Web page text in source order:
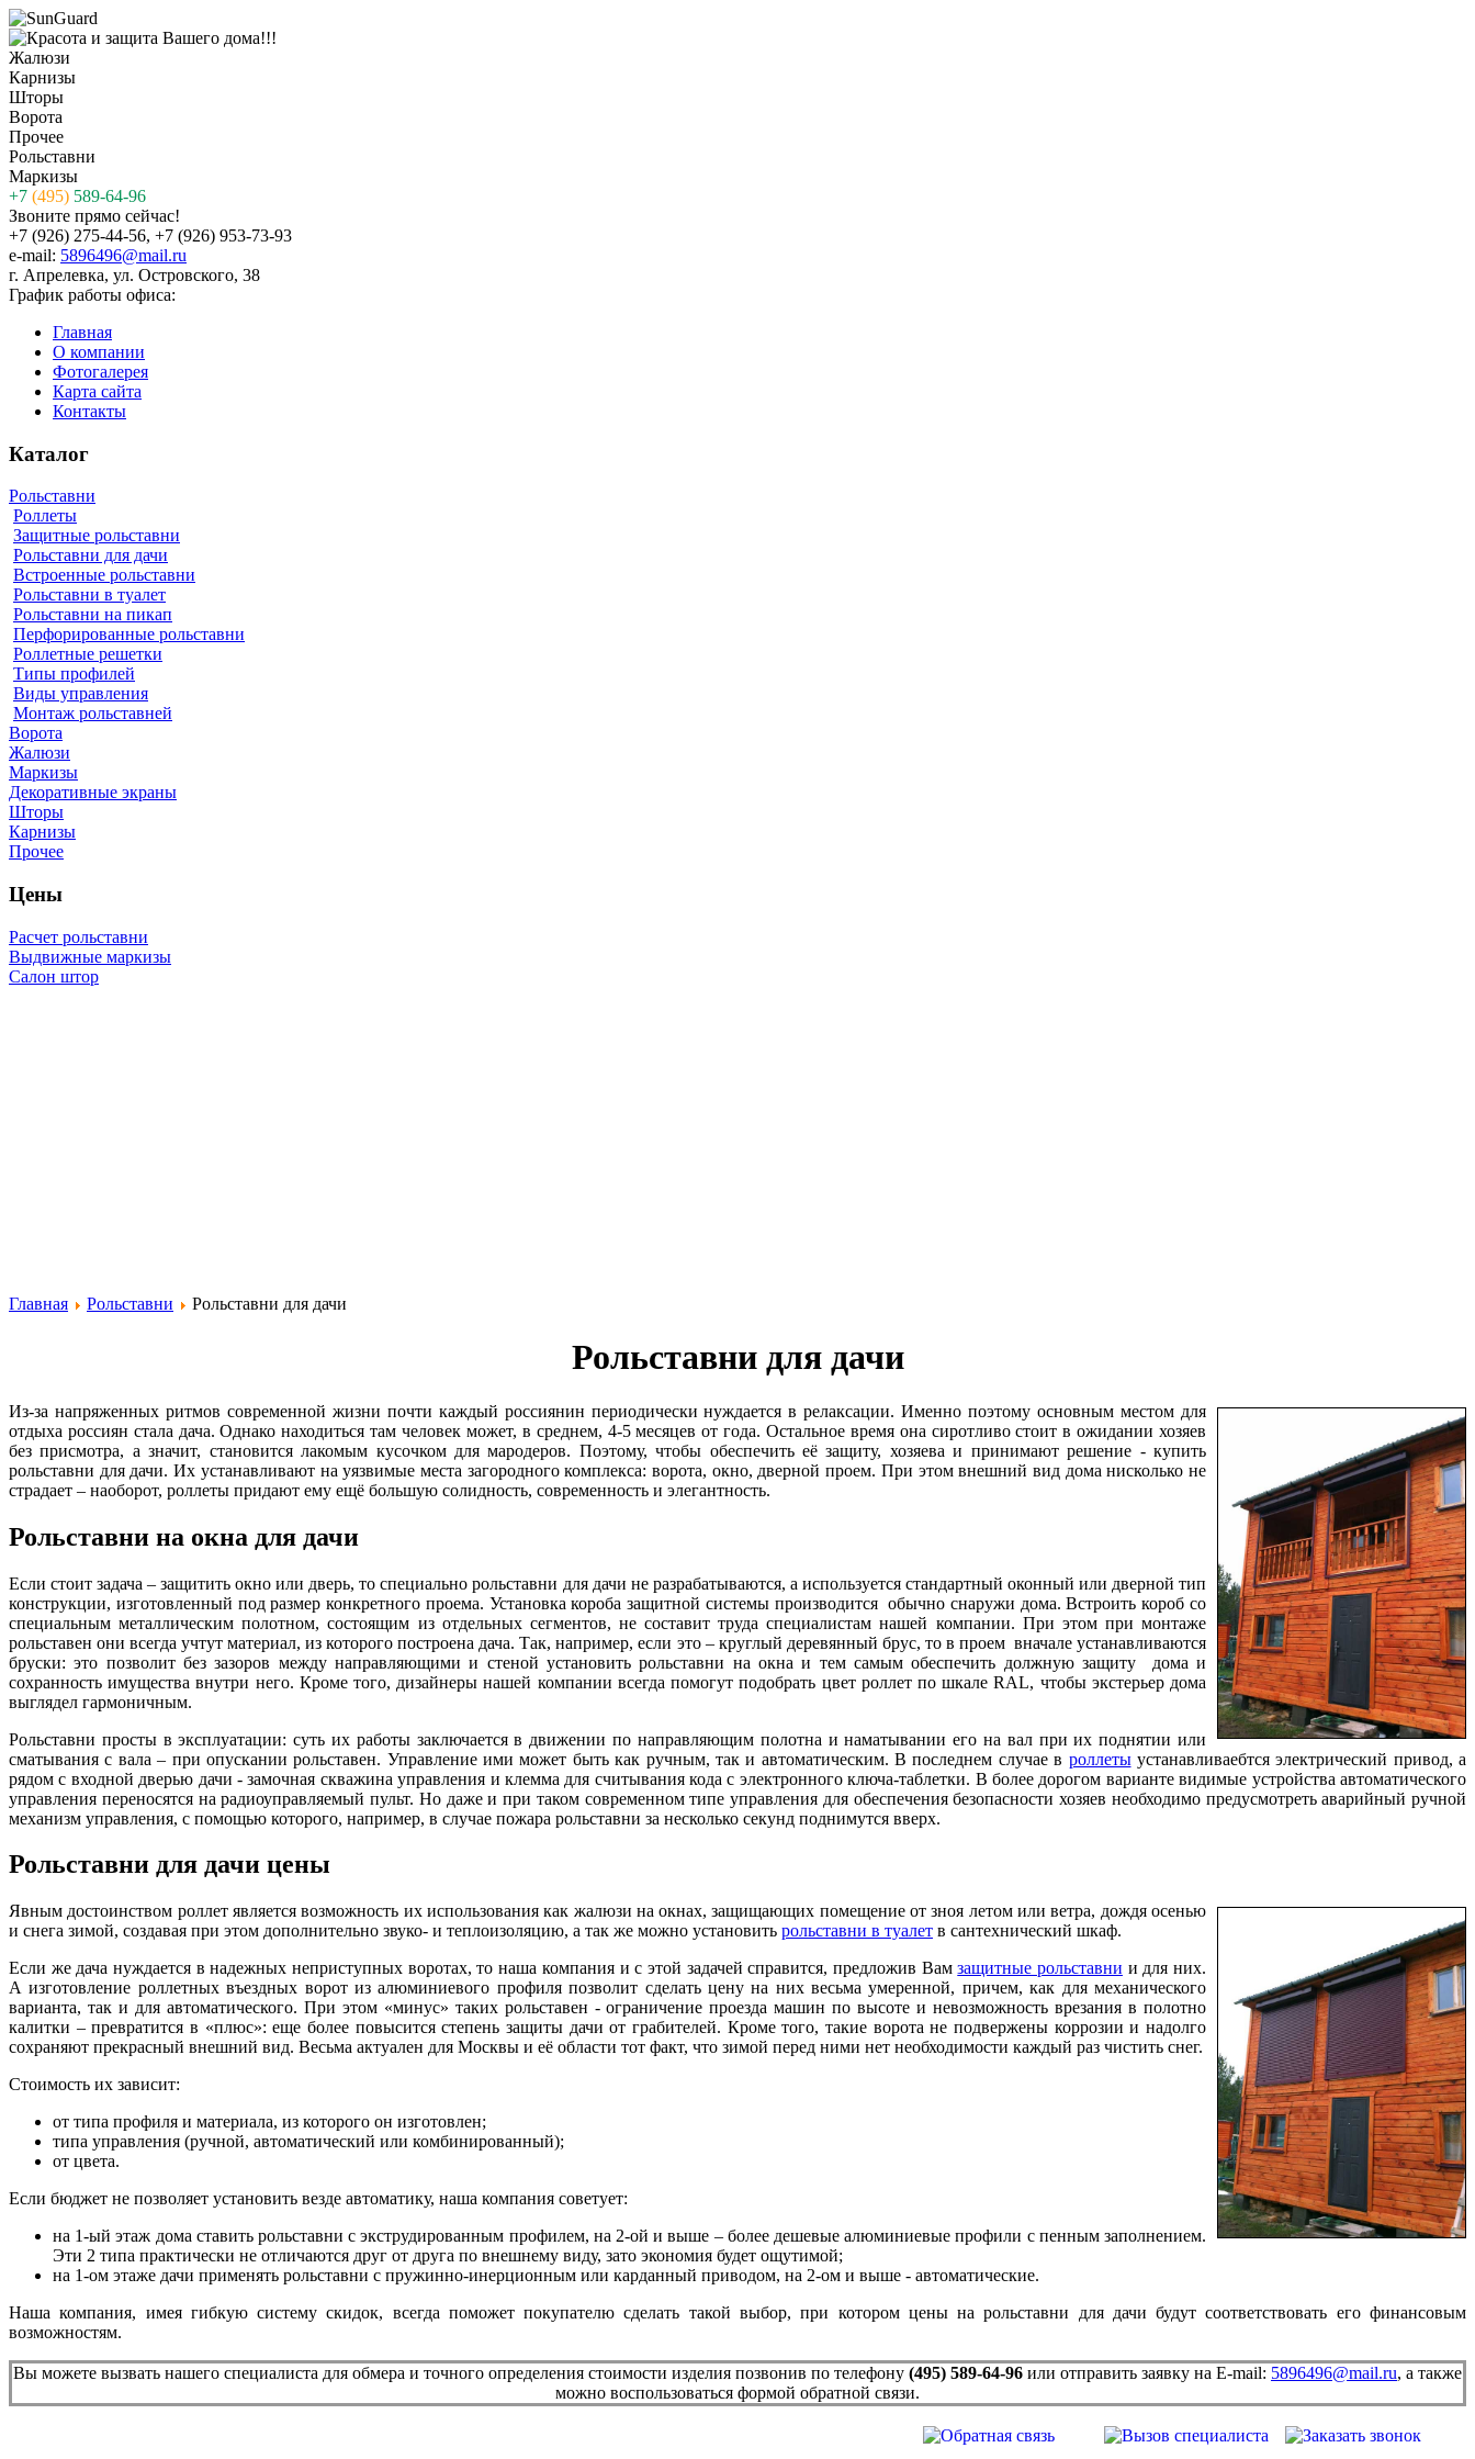
Жалюзи
Карнизы
Шторы
Ворота
Прочее
Рольставни
Маркизы
+7 (495) 589-64-96
Звоните прямо сейчас!
+7 (926) 275-44-56, +7 (926) 953-73-93
e-mail: 5896496@mail.ru
г. Апрелевка, ул. Островского, 38
График работы офиса:
Главная
О компании
Фотогалерея
Карта сайта
Контакты
Каталог
Рольставни
Роллеты
Защитные рольставни
Рольставни для дачи
Встроенные рольставни
Рольставни в туалет
Рольставни на пикап
Перфорированные рольставни
Роллетные решетки
Типы профилей
Виды управления
Монтаж рольставней
Ворота
Жалюзи
Маркизы
Декоративные экраны
Шторы
Карнизы
Прочее
Цены
Расчет рольставни
Выдвижные маркизы
Салон штор
Главная Рольставни Рольставни для дачи
Рольставни для дачи
Из-за напряженных ритмов современной жизни почти каждый россиянин периодически нуждается в релаксации. Именно поэтому основным местом для
отдыха россиян стала дача. Однако находиться там человек может, в среднем, 4-5 месяцев от года. Остальное время она сиротливо стоит в ожидании хозяев
без присмотра, а значит, становится лакомым кусочком для мародеров. Поэтому, чтобы обеспечить её защиту, хозяева и принимают решение - купить
рольставни для дачи. Их устанавливают на уязвимые места загородного комплекса: ворота, окно, дверной проем. При этом внешний вид дома нисколько не
страдает – наоборот, роллеты придают ему ещё большую солидность, современность и элегантность.
Рольставни на окна для дачи
Если стоит задача – защитить окно или дверь, то специально рольставни для дачи не разрабатываются, а используется стандартный оконный или дверной тип
конструкции, изготовленный под размер конкретного проема. Установка короба защитной системы производится обычно снаружи дома. Встроить короб со
специальным металлическим полотном, состоящим из отдельных сегментов, не составит труда специалистам нашей компании. При этом при монтаже
рольставен они всегда учтут материал, из которого построена дача. Так, например, если это – круглый деревянный брус, то в проем вначале устанавливаются
бруски: это позволит без зазоров между направляющими и стеной установить рольставни на окна и тем самым обеспечить должную защиту дома и
сохранность имущества внутри него. Кроме того, дизайнеры нашей компании всегда помогут подобрать цвет роллет по шкале RAL, чтобы экстерьер дома
выглядел гармоничным.
Рольставни просты в эксплуатации: суть их работы заключается в движении по направляющим полотна и наматывании его на вал при их поднятии или
сматывания с вала – при опускании рольставен. Управление ими может быть как ручным, так и автоматическим. В последнем случае в роллетыустанавливаебтся электрический привод, а
рядом с входной дверью дачи - замочная скважина управления и клемма для считывания кода с электронного ключа-таблетки. В более дорогом варианте видимые устройства автоматического
управления переносятся на радиоуправляемый пульт. Но даже и при таком современном типе управления для обеспечения безопасности хозяев необходимо предусмотреть аварийный ручной
механизм управления, с помощью которого, например, в случае пожара рольставни за несколько секунд поднимутся вверх.
Рольставни для дачи цены
Явным достоинством роллет является возможность их использования как жалюзи на окнах, защищающих помещение от зноя летом или ветра, дождя осенью
и снега зимой, создавая при этом дополнительно звуко- и теплоизоляцию, а так же можно установить рольставни в туалет в сантехнический шкаф.
Если же дача нуждается в надежных неприступных воротах, то наша компания и с этой задачей справится, предложив Вамзащитные рольставни и для них.
А изготовление роллетных въездных ворот из алюминиевого профиля позволит сделать цену на них весьма умеренной, причем, как для механического
варианта, так и для автоматического. При этом «минус» таких рольставен - ограничение проезда машин по высоте и невозможность врезания в полотно
калитки – превратится в «плюс»: еще более повысится степень защиты дачи от грабителей. Кроме того, такие ворота не подвержены коррозии и надолго
сохраняют прекрасный внешний вид. Весьма актуален для Москвы и её области тот факт, что зимой перед ними нет необходимости каждый раз чистить снег.
Стоимость их зависит:
от типа профиля и материала, из которого он изготовлен;
типа управления (ручной, автоматический или комбинированный);
от цвета.
Если бюджет не позволяет установить везде автоматику, наша компания советует:
на 1-ый этаж дома ставить рольставни с экструдированным профилем, на 2-ой и выше – более дешевые алюминиевые профили с пенным заполнением.
Эти 2 типа практически не отличаются друг от друга по внешнему виду, зато экономия будет ощутимой;
на 1-ом этаже дачи применять рольставни с пружинно-инерционным или карданный приводом, на 2-ом и выше - автоматические.
Наша компания, имея гибкую систему скидок, всегда поможет покупателю сделать такой выбор, при котором цены на рольставни для дачи будут соответствовать его финансовым
возможностям.
Вы можете вызвать нашего специалиста для обмера и точного определения стоимости изделия позвонив по телефону (495) 589-64-96 или отправить заявку на E-mail: 5896496@mail.ru, а также
можно воспользоваться формой обратной связи.